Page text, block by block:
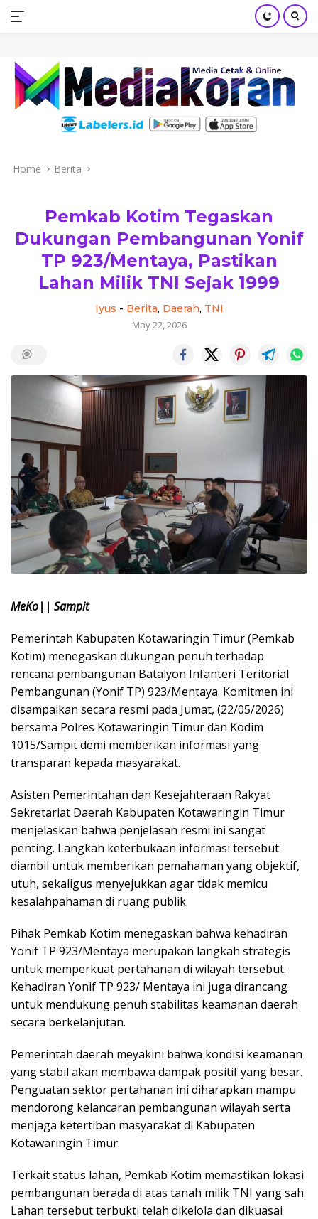
Skip
content
Home Berita
Pemkab Kotim Tegaskan
Dukungan Pembangunan Yonif
TP 923/Mentaya, Pastikan
Lahan Milik TNI Sejak 1999
Iyus - Berita, Daerah, TNI
May 22, 2026
MeKo|| Sampit
Pemerintah Kabupaten Kotawaringin Timur (Pemkab
Kotim) menegaskan dukungan penuh terhadap
rencana pembangunan Batalyon Infanteri Teritorial
Pembangunan (Yonif TP) 923/Mentaya. Komitmen ini
disampaikan secara resmi pada Jumat, (22/05/2026)
bersama Polres Kotawaringin Timur dan Kodim
1015/Sampit demi memberikan informasi yang
transparan kepada masyarakat.
Asisten Pemerintahan dan Kesejahteraan Rakyat
Sekretariat Daerah Kabupaten Kotawaringin Timur
menjelaskan bahwa penjelasan resmi ini sangat
penting. Langkah keterbukaan informasi tersebut
diambil untuk memberikan pemahaman yang objektif,
utuh, sekaligus menyejukkan agar tidak memicu
kesalahpahaman di ruang publik.
Pihak Pemkab Kotim menegaskan bahwa kehadiran
Yonif TP 923/Mentaya merupakan langkah strategis
untuk memperkuat pertahanan di wilayah tersebut.
Kehadiran Yonif TP 923/ Mentaya ini juga dirancang
untuk mendukung penuh stabilitas keamanan daerah
secara berkelanjutan.
Pemerintah daerah meyakini bahwa kondisi keamanan
yang stabil akan membawa dampak positif yang besar.
Penguatan sektor pertahanan ini diharapkan mampu
mendorong kelancaran pembangunan wilayah serta
menjaga ketertiban masyarakat di Kabupaten
Kotawaringin Timur.
Terkait status lahan, Pemkab Kotim memastikan lokasi
pembangunan berada di atas tanah milik TNI yang sah.
Lahan tersebut terbukti telah dikelola dan dikuasai